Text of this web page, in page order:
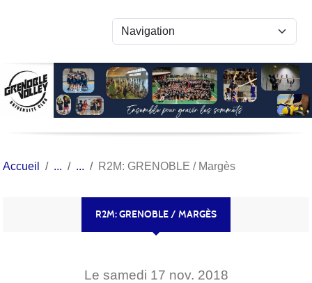
Accueil R2M: GRENOBLE / Margès
R2M: GRENOBLE / MARGÈS
Le samedi 17 nov. 2018